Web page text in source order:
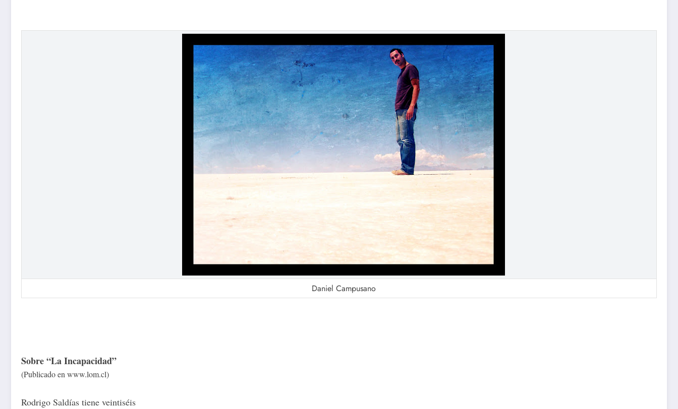
Daniel Campusano
Sobre “La Incapacidad”
(Publicado en www.lom.cl)
Rodrigo Saldías tiene veintiséis